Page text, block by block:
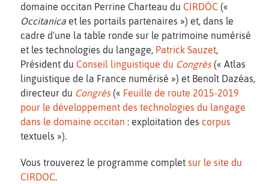
domaine occitan Perrine Charteau du CIRDÒC («
Occitanica et les portails partenaires ») et, dans le
cadre d'une la table ronde sur le patrimoine numérisé
et les technologies du langage, Patrick Sauzet,
Président du Conseil linguistique du Congrès(« Atlas
linguistique de la France numérisé ») et Benoît Dazéas,
directeur du Congrès(« Feuille de route 2015-2019
pour le développement des technologies du langage
dans le domaine occitan : exploitation des corpus
textuels »).
Vous trouverez le programme complet sur le site du
CIRDOC.